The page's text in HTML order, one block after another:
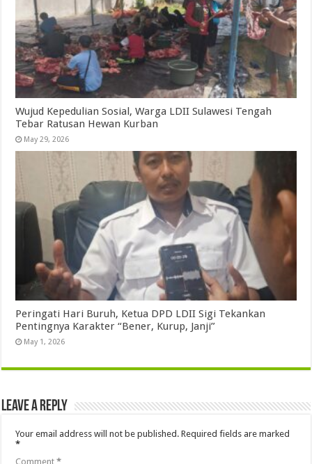
Wujud Kepedulian Sosial, Warga LDII Sulawesi Tengah
Tebar Ratusan Hewan Kurban
May 29, 2026
Peringati Hari Buruh, Ketua DPD LDII Sigi Tekankan
Pentingnya Karakter “Bener, Kurup, Janji”
May 1, 2026
Leave a Reply
Your email address will not be published. Required fields are marked
*
Comment*